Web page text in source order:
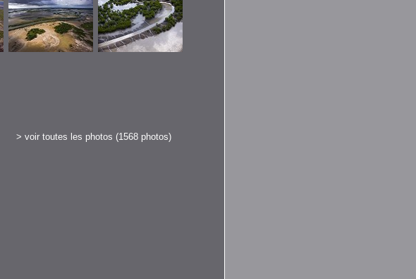
> voir toutes les photos (1568 photos)